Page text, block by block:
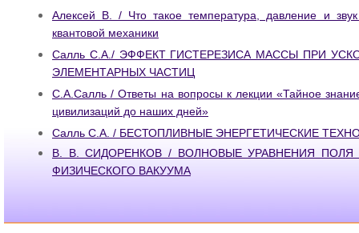
Алексей В. / Что такое температура, давление и
квантовой механики
Салль С.А./ ЭФФЕКТ ГИСТЕРЕЗИСА МАССЫ ПРИ
ЭЛЕМЕНТАРНЫХ ЧАСТИЦ
С.А.Салль / Ответы на вопросы к лекции «Тайное
цивилизаций до наших дней»
Салль С.А. / БЕСТОПЛИВНЫЕ ЭНЕРГЕТИЧЕСКИЕ
В. В. СИДОРЕНКОВ / ВОЛНОВЫЕ УРАВНЕНИЯ ПОЛЯ
ФИЗИЧЕСКОГО ВАКУУМА